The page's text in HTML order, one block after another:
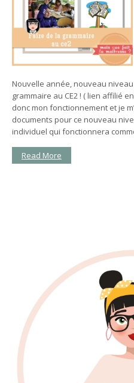
Nouvelle année, nouveau
grammaire au CE2 ! ( lien affilié
donc mon fonctionnement et je
documents pour ce nouveau
individuel qui fonctionnera
Read More